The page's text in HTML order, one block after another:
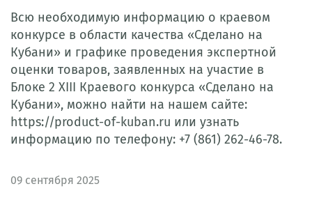
Всю необходимую информацию о краевом
конкурсе в области качества «Сделано на
Кубани» и графике проведения экспертной
оценки товаров, заявленных на участие в
Блоке 2 XIII Краевого конкурса «Сделано на
Кубани», можно найти на нашем сайте:
https://product-of-kuban.ru или узнать
информацию по телефону: +7 (861) 262-46-78.
09 сентября 2025